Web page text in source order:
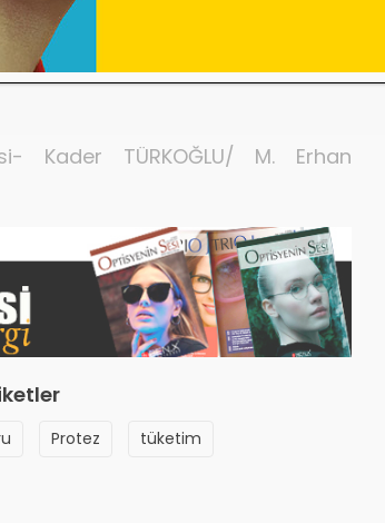
rahatlığı için kişinin yüzüne
Kader TÜRKOĞLU/ M. Erhan
Protez tüketim